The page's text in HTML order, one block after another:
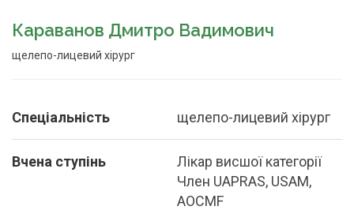
Караванов Дмитро Вадимович
щелепо-лицевий хірург
Спеціальність щелепо-лицевий хірург
Вчена ступінь
Лікар висшої категорії
Член UAPRAS, USAM,
AOCMF